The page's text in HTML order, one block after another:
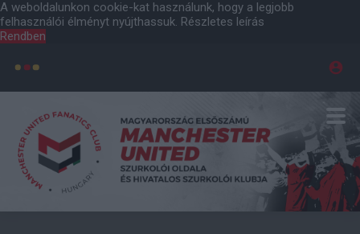
A weboldalunkon cookie-kat használunk, hogy a legjobb
felhasználói élményt nyújthassuk. Részletes leírás
Rendben